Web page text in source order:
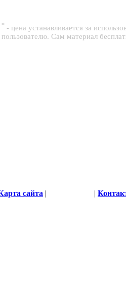
* - цена устанавливается за
пользователю. Сам материал
сайта | |